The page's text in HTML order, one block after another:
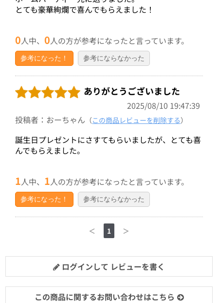
とても豪華絢爛で喜んでもらえました！
0人中、0人の方が参考になったと言っています。
参考になった！ 参考にならなかった
ありがとうございました
2025/08/10 19:47:39
投稿者：おーちゃん （この商品レビューを削除する）
誕生日プレゼントにさすてもらいましたが、とても喜
んでもらえました。
1人中、 1人の方が参考になったと言っています。
参考になった！ 参考にならなかった
＜ 1 ＞
ログインして レビューを書く
この商品に関するお問い合わせはこちら